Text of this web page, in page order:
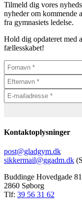
Tilmeld dig vores
nyheder om kommende
fra gymnasiets ledelse.
Hold dig opdateret med
fællesskabet!
Kontaktoplysninger
post@gladgym.dk
sikkermail@ggadm.dk
Buddinge Hovedgade 81
2860 Søborg
Tlf: 39 56 31 62